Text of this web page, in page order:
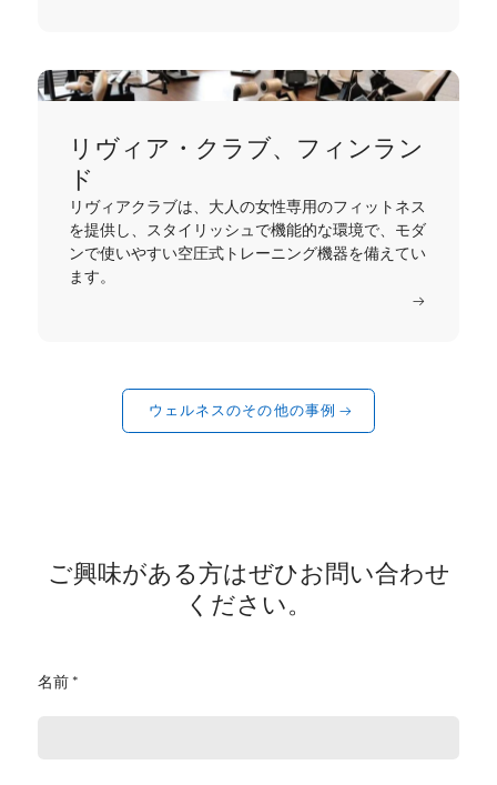
リヴィア・クラブ、フィンラン
ド
リヴィアクラブは、大人の女性専用のフィットネス
を提供し、スタイリッシュで機能的な環境で、モダ
ンで使いやすい空圧式トレーニング機器を備えてい
ます。
ウェルネスのその他の事例
ご興味がある方はぜひお問い合わせ
ください。
名前 *